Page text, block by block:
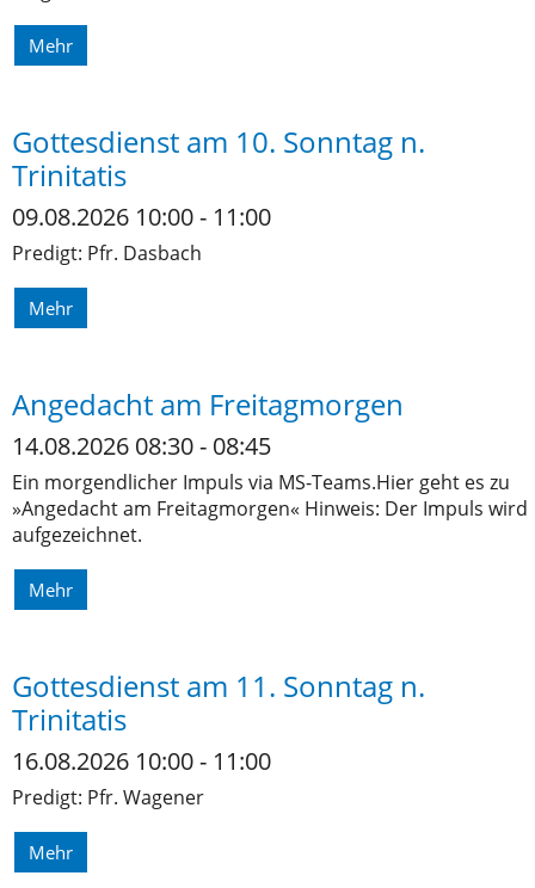
Mehr
Gottesdienst am 10. Sonntag n.
Trinitatis
09.08.2026 10:00 - 11:00
Predigt: Pfr. Dasbach
Mehr
Angedacht am Freitagmorgen
14.08.2026 08:30 - 08:45
Ein morgendlicher Impuls via MS-Teams.Hier geht es zu
»Angedacht am Freitagmorgen« Hinweis: Der Impuls wird
aufgezeichnet.
Mehr
Gottesdienst am 11. Sonntag n.
Trinitatis
16.08.2026 10:00 - 11:00
Predigt: Pfr. Wagener
Mehr